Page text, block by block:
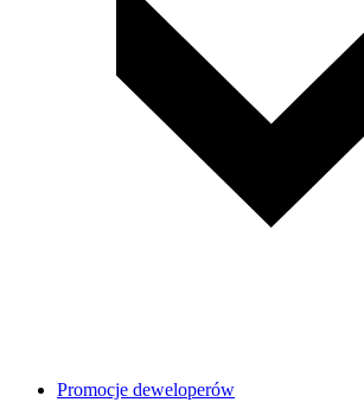
Promocje deweloperów